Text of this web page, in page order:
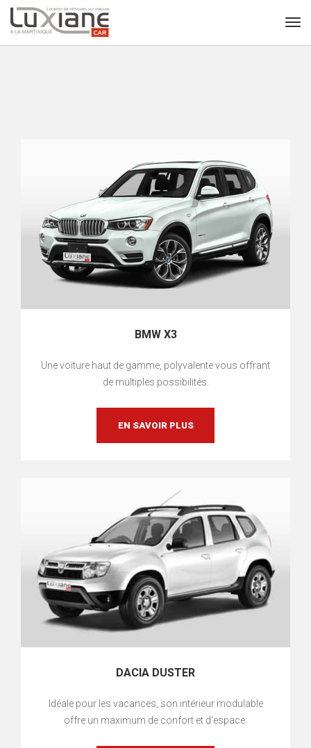
BMW X3
Une voiture haut de gamme, polyvalente vous offrant
de multiples possibilités.
EN SAVOIR PLUS
DACIA DUSTER
Idéale pour les vacances, son intérieur modulable
offre un maximum de confort et d’espace.